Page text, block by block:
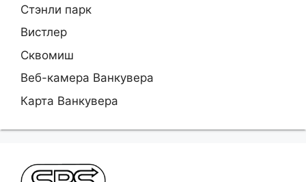
Стэнли парк
Вистлер
Сквомиш
Веб-камера Ванкувера
Карта Ванкувера